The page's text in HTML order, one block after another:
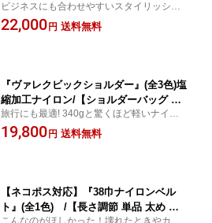
ックパック コンパクト 軽量 ビジネス
通勤 ノートパソコン おしゃれ メンズ
ビジネスにも合わせやすいスタイリッシュ
な撥水・軽量ナイロンリュック
22,000 円 送料無料
『ヴァレクビックショルダー』(全3色)塩
縮加工ナイロン/【ショルダーバッグ ビ
ックショルダー 大容量 大きめ 旅行 撥
水 軽量 ビックサイズ 肩掛け 軽い メン
旅行にも最適! 340gと驚くほど軽いナイロ
ンビッグショルダー
19,800 円 送料無料
【ネコポス対応】『38巾ナイロンベル
ト』(全1色) /【長さ調節 単品 太め 軽